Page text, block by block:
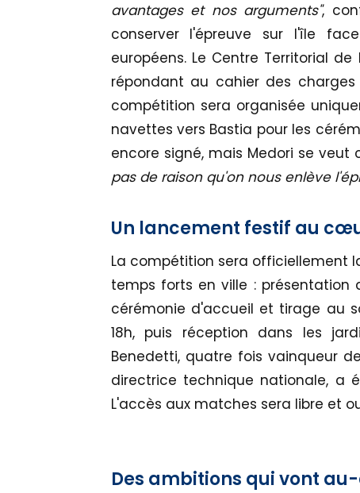
avantages et nos arguments",
conserver l'épreuve sur l'île
européens. Le Centre Territorial
répondant au cahier des
compétition sera organisée
navettes vers Bastia pour les
encore signé, mais Medori se veut
pas de raison qu'on nous enlève
Un lancement festif au
La compétition sera officiellement
temps forts en ville : présentation
cérémonie d'accueil et tirage au
18h, puis réception dans les
Benedetti, quatre fois vainqueur
directrice technique nationale, a
L'accès aux matches sera libre et
Des ambitions qui vont